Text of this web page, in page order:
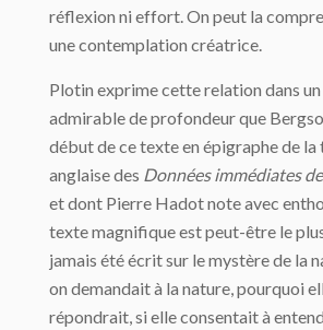
réflexion ni effort. On peut la
une contemplation créatrice.
Plotin exprime cette relation dans
admirable de profondeur que
début de ce texte en épigraphe de
anglaise des Données immé­diates
et dont Pierre Hadot note avec
texte magni­fique est peut-être le
jamais été écrit sur le mystère de la
on demandait à la nature, pourquoi
répondrait, si elle consentait à